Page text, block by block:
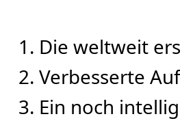
1. Die weltweit
2. Verbesserte
3. Ein noch